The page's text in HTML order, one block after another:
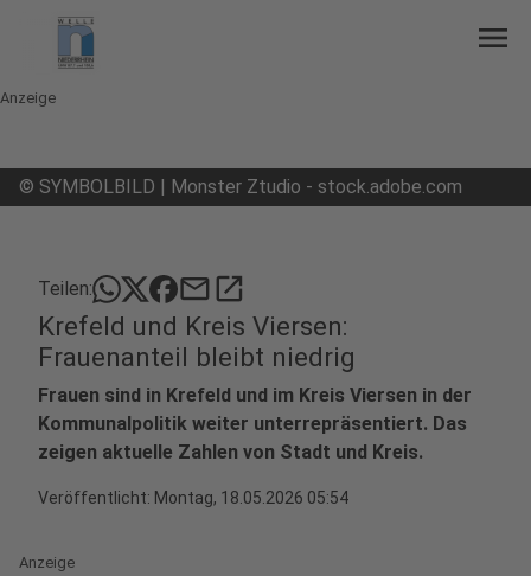
menu
Anzeige
© SYMBOLBILD | Monster Ztudio - stock.adobe.com
Teilen: mailopen_in_new
Krefeld und Kreis Viersen:
Frauenanteil bleibt niedrig
Frauen sind in Krefeld und im Kreis Viersen in der
Kommunalpolitik weiter unterrepräsentiert. Das
zeigen aktuelle Zahlen von Stadt und Kreis.
Veröffentlicht: Montag, 18.05.2026 05:54
Anzeige